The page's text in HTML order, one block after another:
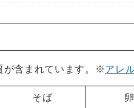
含まれています。 ※アレ
そば 卵